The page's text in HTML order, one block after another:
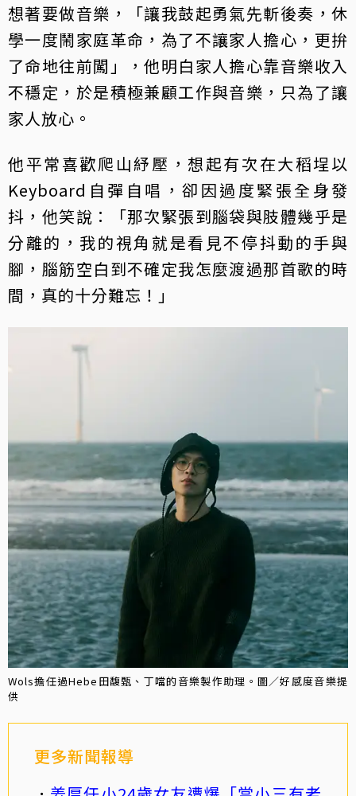
想著要做音樂，「讓我鼓起勇氣先斬後奏，休
學一度鬧家庭革命，為了不讓家人擔心，更拚
了命地往前闖」，他明白家人擔心靠音樂收入
不穩定，於是積極兼顧工作與音樂，只為了讓
家人放心。
他平常喜歡爬山紓壓，想起有次在大稻埕以
Keyboard自彈自唱，卻因過度緊張全身發
抖，他笑說：「那次緊張到腦袋與肢體幾乎是
分離的，我的視角就是看見不停抖動的手與
腳，腦筋空白到不確定我怎麼渡過那首歌的時
間，真的十分難忘！」
Wols擔任過Hebe田馥甄、丁噹的音樂製作助理。圖／好感度音樂提
供
更多新聞報導